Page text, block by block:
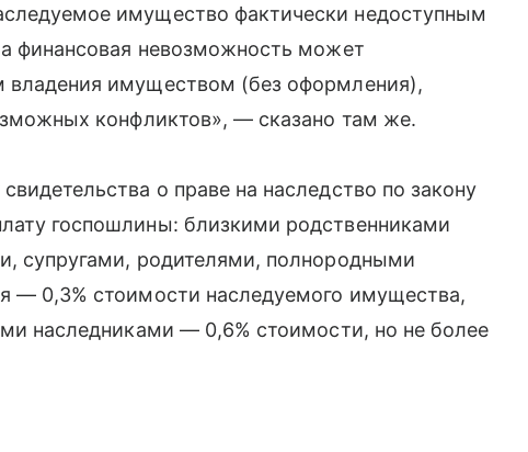
имущество фактически недоступным
а финансовая невозможность может
владения имуществом (без оформления),
конфликтов», — сказано там же.
о праве на наследство по закону
госпошлины: близкими родственниками
супругами, родителями, полнородными
— 0,3% стоимости наследуемого имущества,
наследниками — 0,6% стоимости, но не более